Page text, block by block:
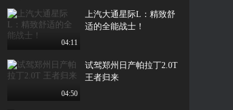
04:11
上汽大通星际L：精致舒
适的全能战士！
04:50
试驾郑州日产帕拉丁2.0T
王者归来